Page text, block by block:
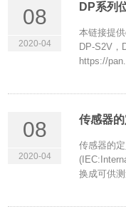
08
2020-04
DP系列
本链接提
DP-S2V，
https://
08
2020-04
传感器的
传感器的
换成可供